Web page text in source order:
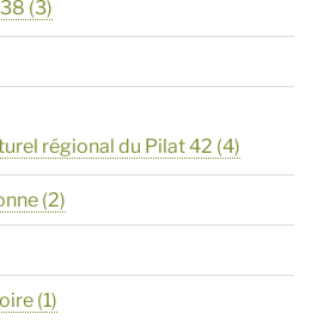
(3)
régional du Pilat 42 (4)
(2)
(1)